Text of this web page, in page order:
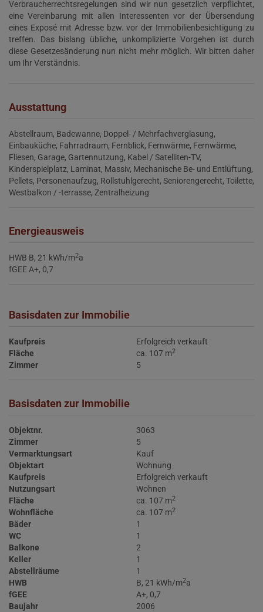
Verbraucherrechtsregelungen sind wir nun gesetzlich verpflichtet,
eine Vereinbarung mit allen Interessenten vor der Übersendung
eines Exposé mit Adresse bzw. vor der Immobilienbesichtigung zu
treffen. Das bislang übliche, unkomplizierte Vorgehen ist durch
diese Gesetzesänderung nun nicht mehr möglich. Wir bitten daher
um Ihr Verständnis.
Ausstattung
Abstellraum Badewanne Doppel- / Mehrfachverglasung
Einbauküche Fahrradraum Fernblick Fernwärme Fernwärme
Fliesen Garage Gartennutzung Kabel / Satelliten-TV
Kinderspielplatz Laminat Massiv Mechanische Be- und Entlüftung
Pellets Personenaufzug Rollstuhlgerecht Seniorengerecht Toilette
Westbalkon / -terrasse Zentralheizung
Energieausweis
HWB B, 21 kWh/m2a
fGEEA+, 0,7
Basisdaten zur Immobilie
Kaufpreis
Erfolgreich verkauft
Fläche
ca. 107 m2
Zimmer 5
Basisdaten zur Immobilie
Objektnr.
3063
Zimmer
5
Vermarktungsart
Kauf
Objektart
Wohnung
Kaufpreis
Erfolgreich verkauft
Nutzungsart
Wohnen
Fläche
ca. 107 m2
Wohnfläche ca. 107 m2
Bäder
1
WC
1
Balkone
2
Keller
1
Abstellräume
1
HWB
B, 21 kWh/m2a
fGEE
A+, 0,7
Baujahr
2006